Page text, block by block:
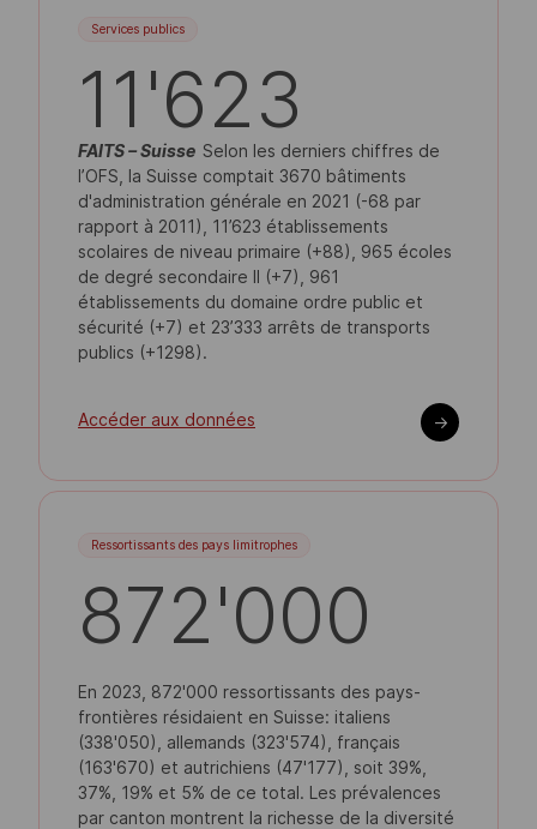
Services publics
11'623
FAITS –Suisse Selon les derniers chiffres de
l’OFS, la Suisse comptait 3670 bâtiments
d'administration générale en 2021 (-68 par
rapport à 2011), 11’623 établissements
scolaires de niveau primaire (+88), 965 écoles
de degré secondaire II (+7), 961
établissements du domaine ordre public et
sécurité (+7) et 23’333 arrêts de transports
publics (+1298).
Accéder aux données ->
Ressortissants des pays limitrophes
872'000
En 2023, 872'000 ressortissants des pays-
frontières résidaient en Suisse: italiens
(338'050), allemands (323'574), français
(163'670) et autrichiens (47'177), soit 39%,
37%, 19% et 5% de ce total. Les prévalences
par canton montrent la richesse de la diversité